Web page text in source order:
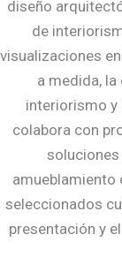
diseño
de
visualizaciones
a medida,
interiorismo y
colabora con
amueblamiento
seleccionados
presentación y